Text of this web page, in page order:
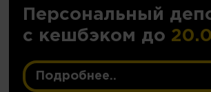
Персональный
с кешбэком до
Подробнее..